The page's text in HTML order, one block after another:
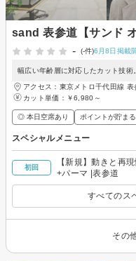
sand 表参道【サンド
-
(-件)6月8日掲載
幅広い年齢層に対応したカット技術
アクセス：東京メトロ千代田線
カット単価： ￥6,980～
◎ 本日空席あり ポイントが貯ま
スペシャルメニュー
初回
【新規】動きと再
+パーマ |表参道
すべてのス
その